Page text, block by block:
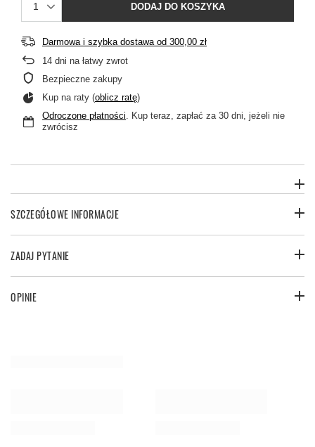
DODAJ DO KOSZYKA
Darmowa i szybka dostawaod 300,00 zł
14 dni na łatwy zwrot
Bezpieczne zakupy
Kup na raty (oblicz ratę)
Odroczone płatności. Kup teraz, zapłać za 30 dni, jeżeli nie
zwrócisz
SZCZEGÓŁOWE INFORMACJE
ZADAJ PYTANIE
OPINIE